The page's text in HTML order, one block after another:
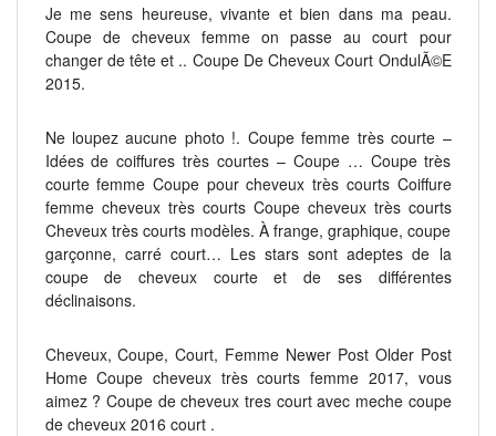
Je me sens heureuse, vivante et bien dans ma peau.
Coupe de cheveux femme on passe au court pour
changer de tête et .. Coupe De Cheveux Court OndulÃ©E
2015.
Ne loupez aucune photo !. Coupe femme très courte –
Idées de coiffures très courtes – Coupe … Coupe très
courte femme Coupe pour cheveux très courts Coiffure
femme cheveux très courts Coupe cheveux très courts
Cheveux très courts modèles. À frange, graphique, coupe
garçonne, carré court… Les stars sont adeptes de la
coupe de cheveux courte et de ses différentes
déclinaisons.
Cheveux, Coupe, Court, Femme Newer Post Older Post
Home Coupe cheveux très courts femme 2017, vous
aimez ? Coupe de cheveux tres court avec meche coupe
de cheveux 2016 court .